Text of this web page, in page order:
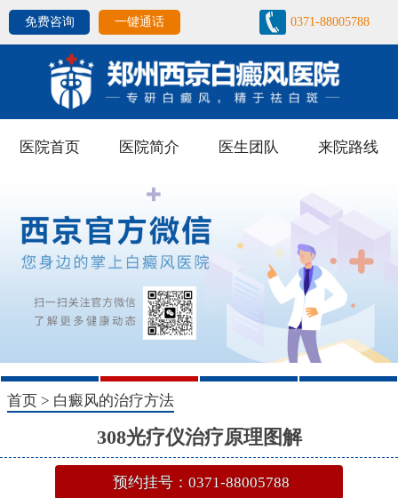
免费咨询 一键通话 0371-88005788
医院首页 医院简介 医生团队 来院路线
1 2 3 4
首页 > 白癜风的治疗方法
308光疗仪治疗原理图解
预约挂号：0371-88005788